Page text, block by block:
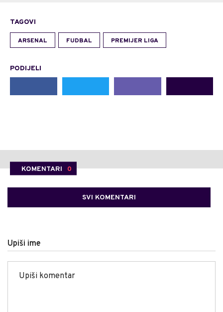
TAGOVI
ARSENAL FUDBAL PREMIJER LIGA
PODIJELI
KOMENTARI 0
SVI KOMENTARI
Upiši ime